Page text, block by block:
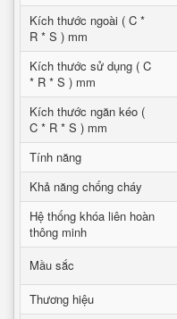
Kích thước ngoài ( C *
R * S ) mm
Kích thước sử dụng ( C
* R * S ) mm
Kích thước ngăn kéo (
C * R * S ) mm
Tính năng
Khả năng chống cháy
Hệ thống khóa liên hoàn
thông minh
Mầu sắc
Thương hiệu